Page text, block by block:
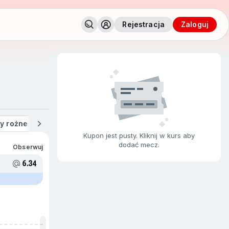
Rejestracja zaloguj
Kupon jest pusty. Kliknij w kurs aby
dodać mecz.
rożne Ostatnie
Obserwuj
6.34